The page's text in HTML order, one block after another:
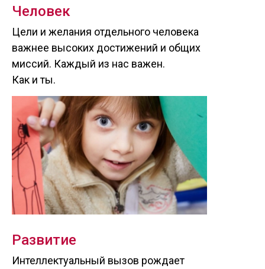
Цели и желания отдельного человека
важнее высоких достижений и общих
миссий. Каждый из нас важен.
Как и ты.
Человек
Интеллектуальный вызов рождает
Развитие